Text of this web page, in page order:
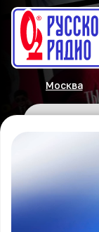
Москва